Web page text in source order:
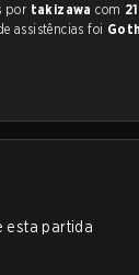
por takizawa com
assistências foi
esta partida